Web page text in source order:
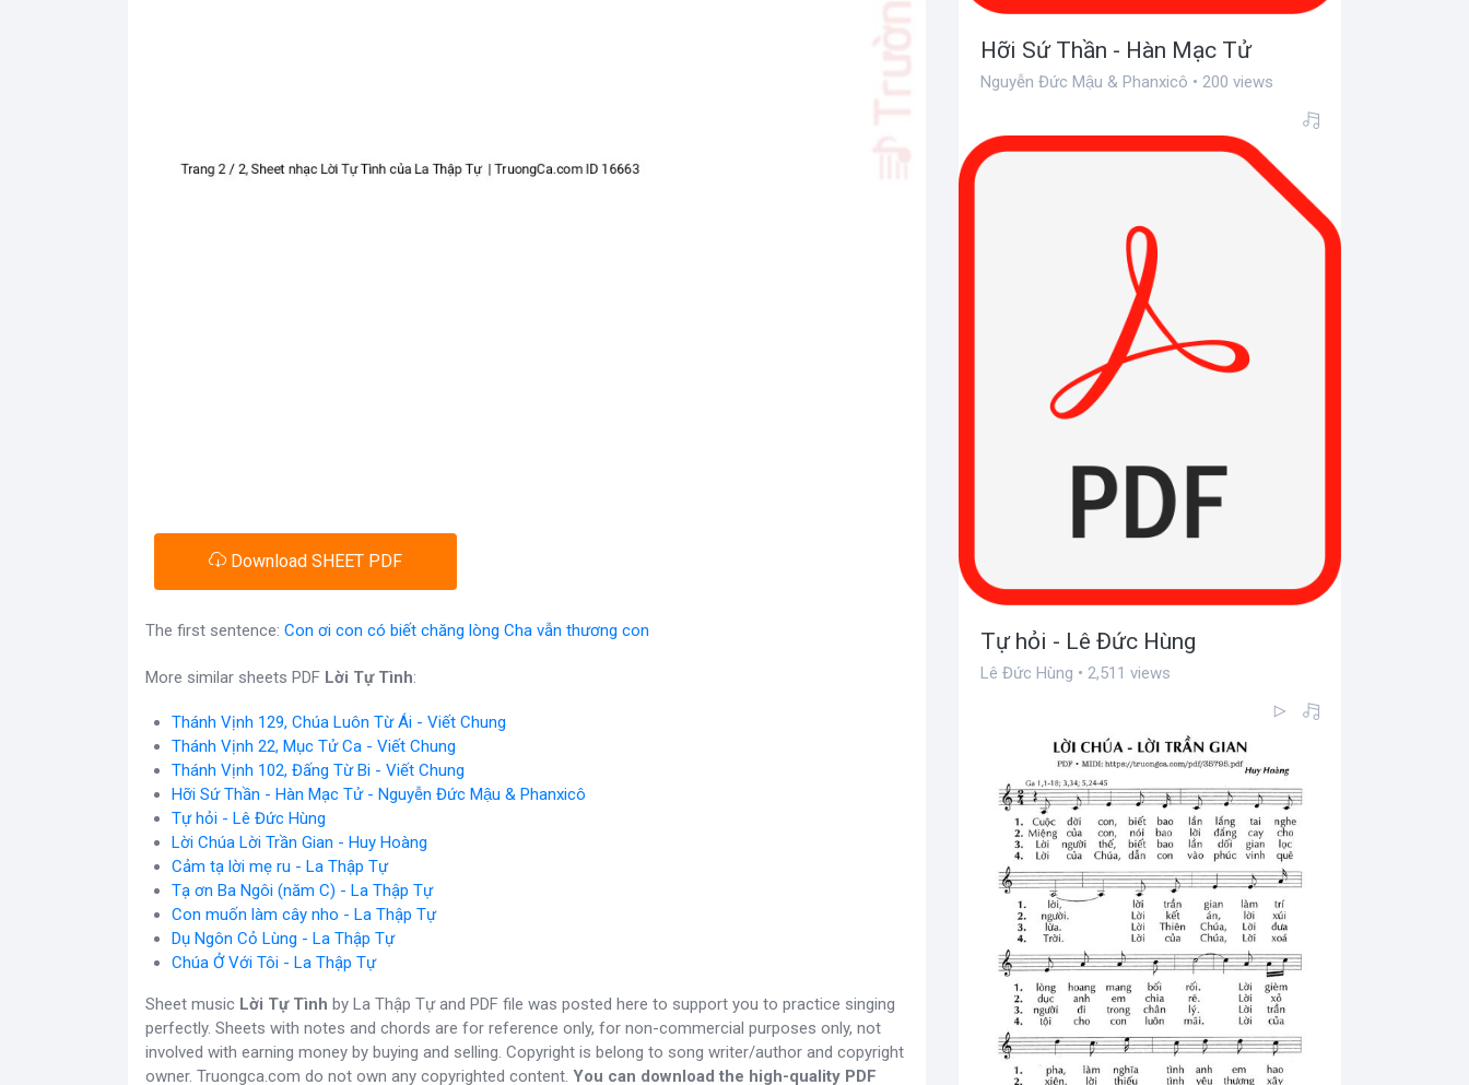
Download SHEET PDF
The first sentence: Con ơi con có biết chăng lòng Cha vẫn thương con
More similar sheets PDF Lời Tự Tình:
Thánh Vịnh 129, Chúa Luôn Từ Ái - Viết Chung
Thánh Vịnh 22, Mục Tử Ca - Viết Chung
Thánh Vịnh 102, Đấng Từ Bi - Viết Chung
Hỡi Sứ Thần - Hàn Mạc Tử - Nguyễn Đức Mậu & Phanxicô
Tự hỏi - Lê Đức Hùng
Lời Chúa Lời Trần Gian - Huy Hoàng
Cảm tạ lời mẹ ru - La Thập Tự
Tạ ơn Ba Ngôi (năm C) - La Thập Tự
Con muốn làm cây nho - La Thập Tự
Dụ Ngôn Cỏ Lùng - La Thập Tự
Chúa Ở Với Tôi - La Thập Tự
Sheet music Lời Tự Tình by La Thập Tự and PDF file was posted here to support you to practice singing
perfectly. Sheets with notes and chords are for reference only, for non-commercial purposes only, not
involved with earning money by buying and selling. Copyright is belong to song writer/author and copyright
owner. Truongca.com do not own any copyrighted content. You can download the high-quality PDF
Hỡi Sứ Thần - Hàn Mạc Tử
Nguyễn Đức Mậu & Phanxicô • 200 views
Tự hỏi - Lê Đức Hùng
Lê Đức Hùng • 2,511 views